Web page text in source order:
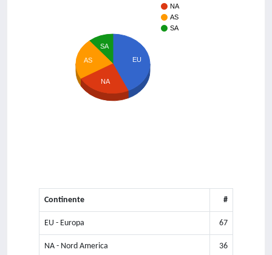
NA
AS
SA
EU
SA
AS
NA
Continente #
EU - Europa 67
NA - Nord America 36